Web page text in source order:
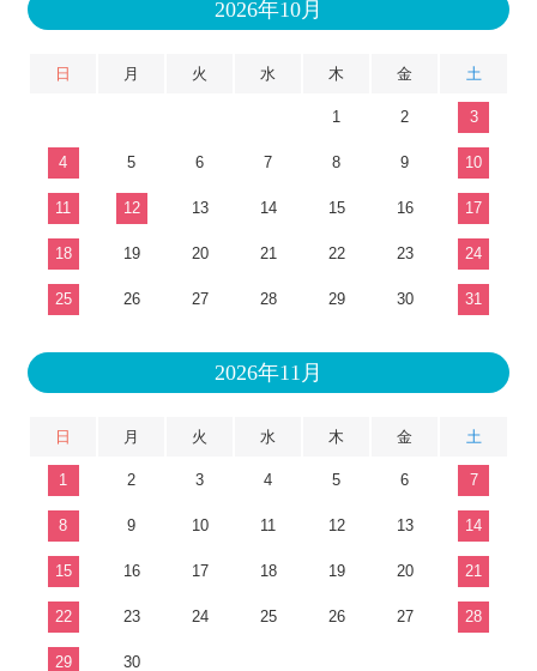
2026年10月
日 月 火 水 木 金 土
1 2 3
4 5 6 7 8 9 10
11 12 13 14 15 16 17
18 19 20 21 22 23 24
25 26 27 28 29 30 31
2026年11月
日 月 火 水 木 金 土
1 2 3 4 5 6 7
8 9 10 11 12 13 14
15 16 17 18 19 20 21
22 23 24 25 26 27 28
29 30